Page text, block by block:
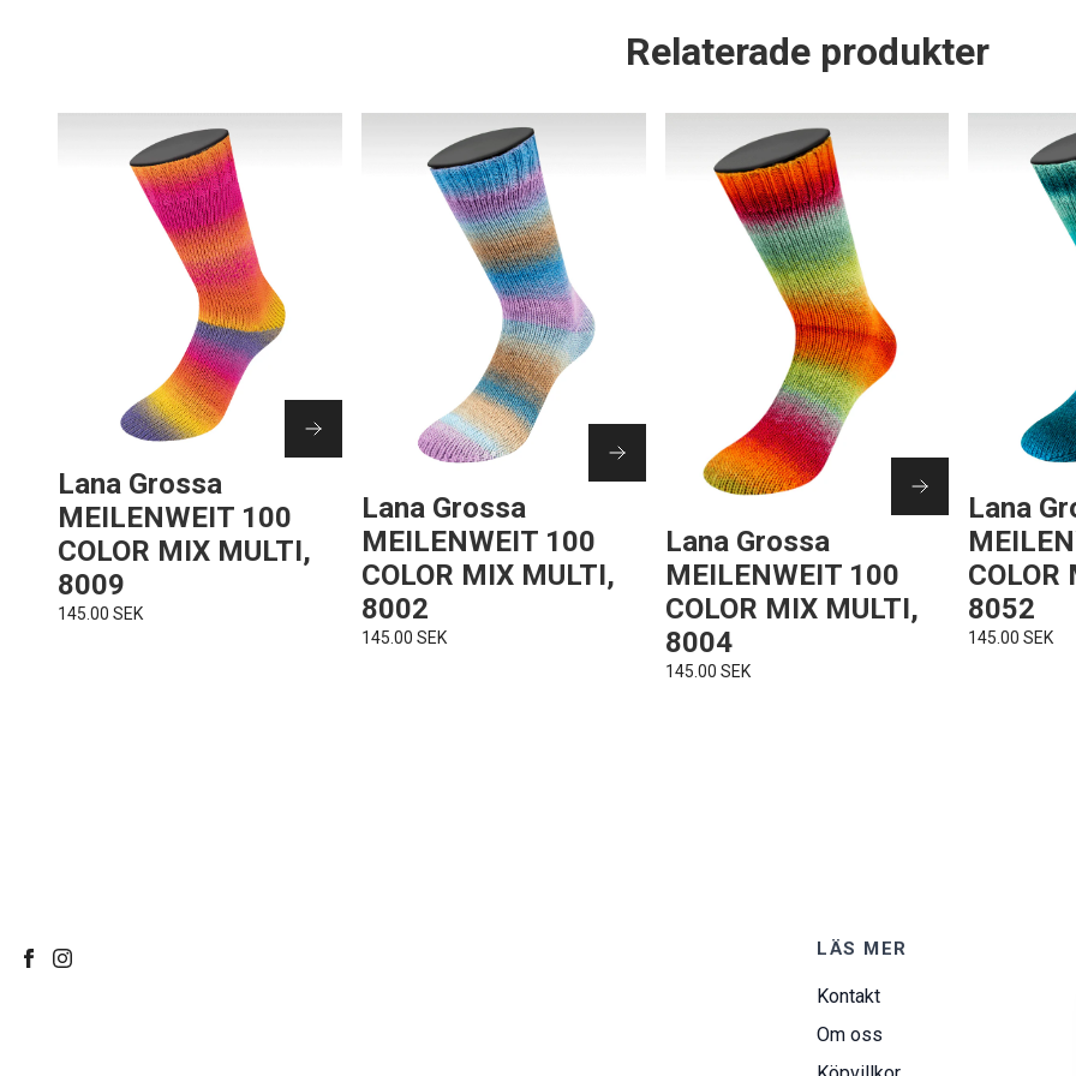
Relaterade produkter
Lana Grossa
MEILENWEIT 100
COLOR MIX MULTI,
8009
145.00 SEK
Lana Grossa
MEILENWEIT 100
COLOR MIX MULTI,
8002
145.00 SEK
Lana Grossa
MEILENWEIT 100
COLOR MIX MULTI,
8004
145.00 SEK
Lana
COLOR
8052
145.00 SEK
LÄS MER
Kontakt
Om oss